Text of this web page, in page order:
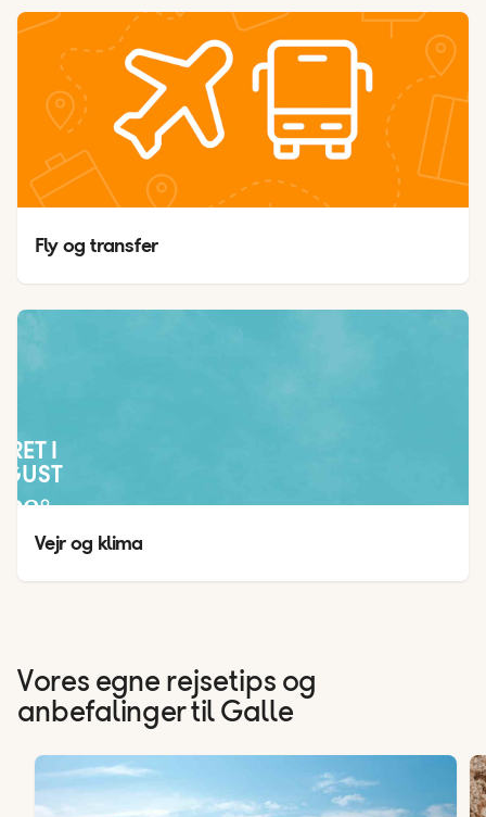
Fly og transfer
I
28°
25°
Vejr og klima
Vores egne rejsetips og
anbefalinger til Galle